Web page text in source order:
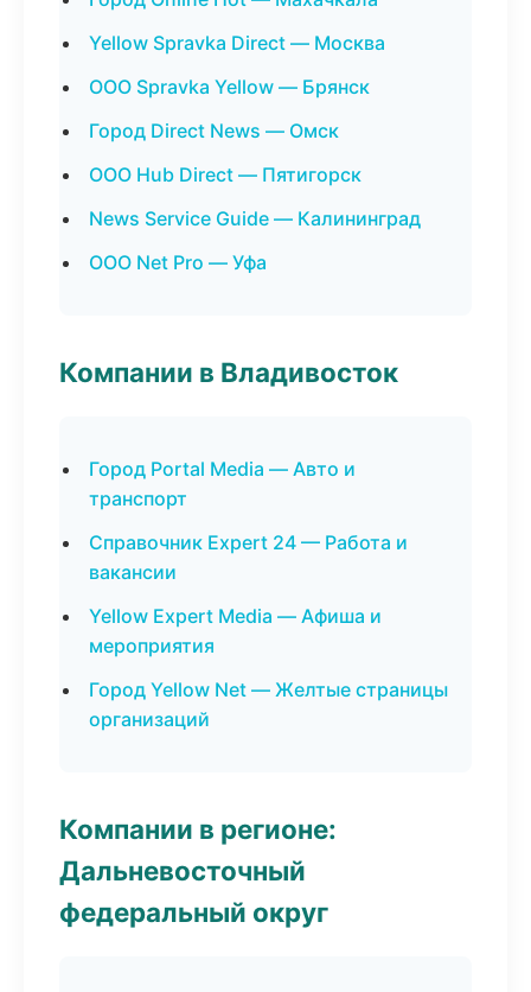
Yellow Spravka Direct — Москва
ООО Spravka Yellow — Брянск
Город Direct News — Омск
ООО Hub Direct — Пятигорск
News Service Guide — Калининград
ООО Net Pro — Уфа
Компании в Владивосток
Город Portal Media — Авто и
транспорт
Справочник Expert 24 — Работа и
вакансии
Yellow Expert Media — Афиша и
мероприятия
Город Yellow Net — Желтые страницы
организаций
Компании в регионе:
Дальневосточный
федеральный округ